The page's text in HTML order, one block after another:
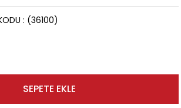
(36100)